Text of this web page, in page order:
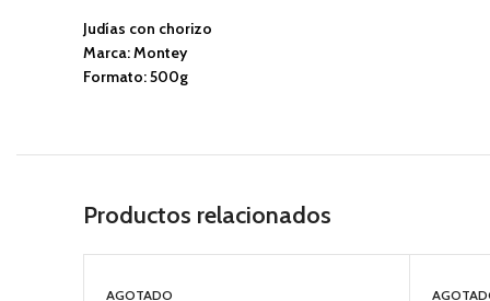
Judías con chorizo
Marca: Montey
Formato: 500g
Productos relacionados
AGOTADO